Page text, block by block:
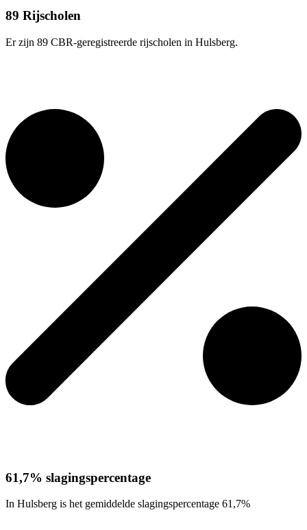
89 Rijscholen
Er zijn 89 CBR-geregistreerde rijscholen in Hulsberg.
61,7% slagingspercentage
In Hulsberg is het gemiddelde slagingspercentage 61,7%